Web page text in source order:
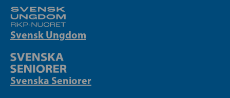
Svensk Ungdom
Svenska Seniorer